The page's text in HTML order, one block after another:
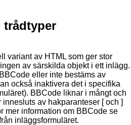
trådtyper
variant av HTML som ger stor
av särskilda objekt i ett inlägg.
eller inte bestäms av
också inaktivera det i specifika
BBCode liknar i mångt och
innesluts av hakparanteser [ och ]
mer information om BBCode se
inläggsformuläret.